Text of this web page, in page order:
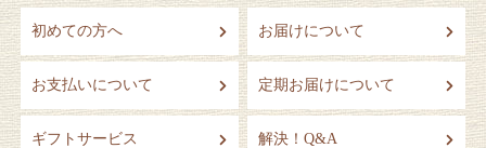
初めての方へ お届けについて
お支払いについて 定期お届けについて
ギフトサービス 解決！Q&A